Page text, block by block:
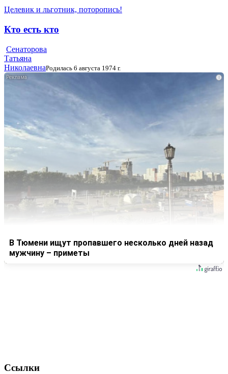
Целевик и льготник, поторопись!
Кто есть кто
Сенаторова
Татьяна
НиколаевнаРодилась 6 августа 1974 г.
i
В Тюмени ищут пропавшего несколько дней назад
мужчину – приметы
Ссылки